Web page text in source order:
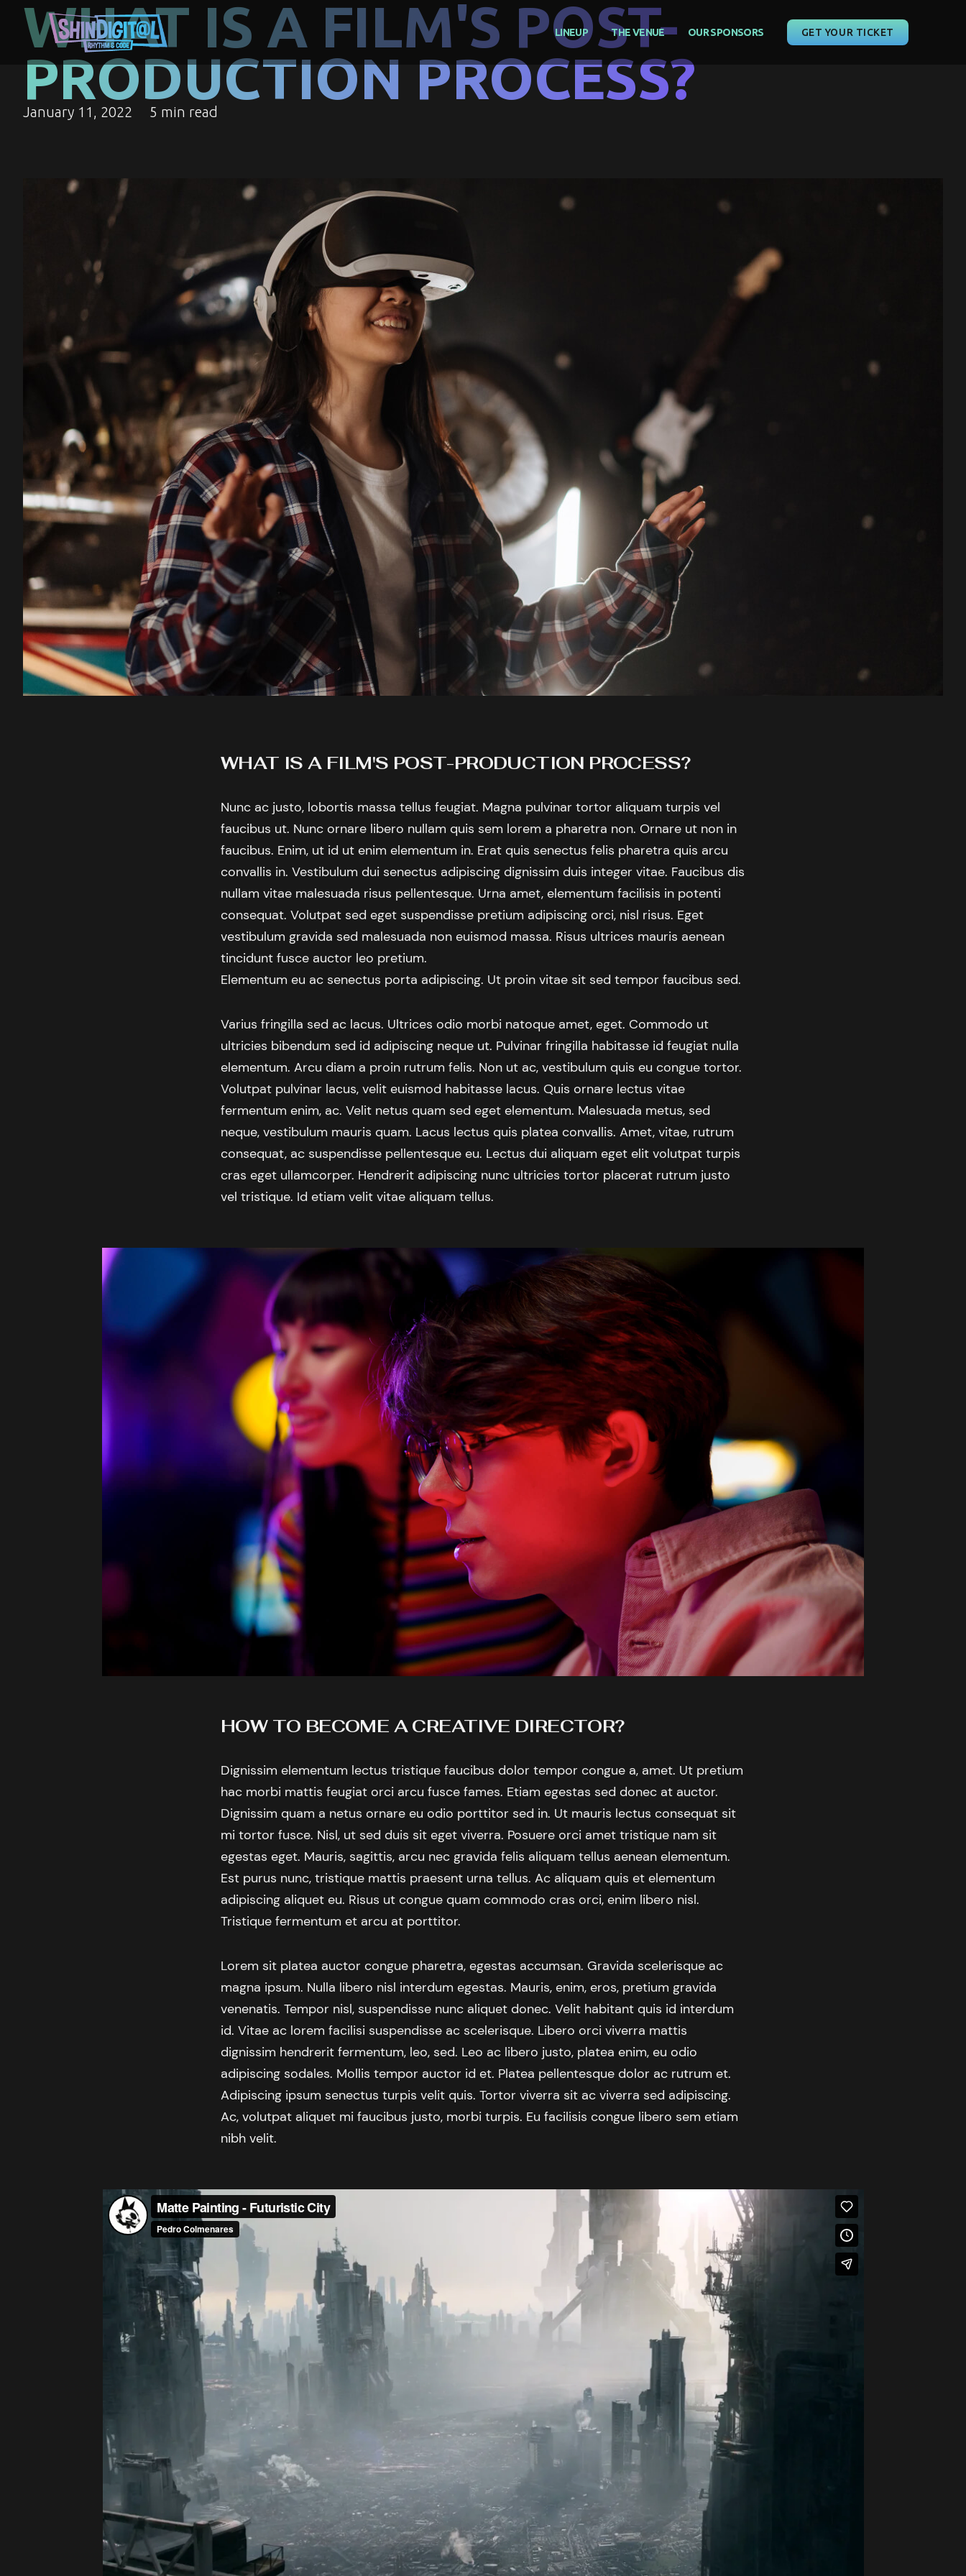
LINEUP THE VENUE OUR SPONSORS GET YOUR TICKET
WHAT IS A FILM'S POST-
PRODUCTION PROCESS?
January 11, 2022 5 min read
WHAT IS A FILM'S POST-PRODUCTION PROCESS?
Nunc ac justo, lobortis massa tellus feugiat. Magna pulvinar tortor aliquam turpis vel
faucibus ut. Nunc ornare libero nullam quis sem lorem a pharetra non. Ornare ut non in
faucibus. Enim, ut id ut enim elementum in. Erat quis senectus felis pharetra quis arcu
convallis in. Vestibulum dui senectus adipiscing dignissim duis integer vitae. Faucibus dis
nullam vitae malesuada risus pellentesque. Urna amet, elementum facilisis in potenti
consequat. Volutpat sed eget suspendisse pretium adipiscing orci, nisl risus. Eget
vestibulum gravida sed malesuada non euismod massa. Risus ultrices mauris aenean
tincidunt fusce auctor leo pretium.
Elementum eu ac senectus porta adipiscing. Ut proin vitae sit sed tempor faucibus sed.
Varius fringilla sed ac lacus. Ultrices odio morbi natoque amet, eget. Commodo ut
ultricies bibendum sed id adipiscing neque ut. Pulvinar fringilla habitasse id feugiat nulla
elementum. Arcu diam a proin rutrum felis. Non ut ac, vestibulum quis eu congue tortor.
Volutpat pulvinar lacus, velit euismod habitasse lacus. Quis ornare lectus vitae
fermentum enim, ac. Velit netus quam sed eget elementum. Malesuada metus, sed
neque, vestibulum mauris quam. Lacus lectus quis platea convallis. Amet, vitae, rutrum
consequat, ac suspendisse pellentesque eu. Lectus dui aliquam eget elit volutpat turpis
cras eget ullamcorper. Hendrerit adipiscing nunc ultricies tortor placerat rutrum justo
vel tristique. Id etiam velit vitae aliquam tellus.
HOW TO BECOME A CREATIVE DIRECTOR?
Dignissim elementum lectus tristique faucibus dolor tempor congue a, amet. Ut pretium
hac morbi mattis feugiat orci arcu fusce fames. Etiam egestas sed donec at auctor.
Dignissim quam a netus ornare eu odio porttitor sed in. Ut mauris lectus consequat sit
mi tortor fusce. Nisl, ut sed duis sit eget viverra. Posuere orci amet tristique nam sit
egestas eget. Mauris, sagittis, arcu nec gravida felis aliquam tellus aenean elementum.
Est purus nunc, tristique mattis praesent urna tellus. Ac aliquam quis et elementum
adipiscing aliquet eu. Risus ut congue quam commodo cras orci, enim libero nisl.
Tristique fermentum et arcu at porttitor.
Lorem sit platea auctor congue pharetra, egestas accumsan. Gravida scelerisque ac
magna ipsum. Nulla libero nisl interdum egestas. Mauris, enim, eros, pretium gravida
venenatis. Tempor nisl, suspendisse nunc aliquet donec. Velit habitant quis id interdum
id. Vitae ac lorem facilisi suspendisse ac scelerisque. Libero orci viverra mattis
dignissim hendrerit fermentum, leo, sed. Leo ac libero justo, platea enim, eu odio
adipiscing sodales. Mollis tempor auctor id et. Platea pellentesque dolor ac rutrum et.
Adipiscing ipsum senectus turpis velit quis. Tortor viverra sit ac viverra sed adipiscing.
Ac, volutpat aliquet mi faucibus justo, morbi turpis. Eu facilisis congue libero sem etiam
nibh velit.